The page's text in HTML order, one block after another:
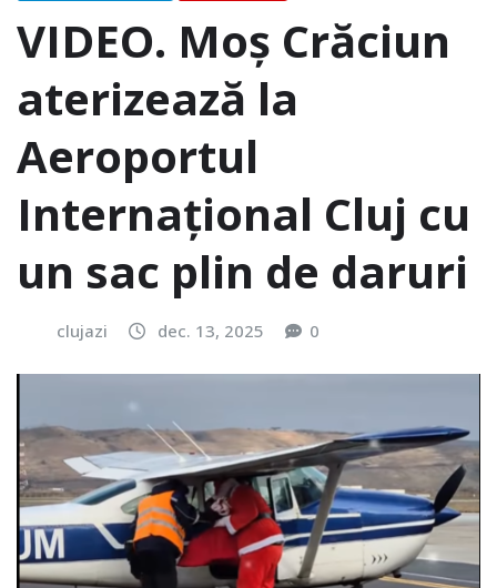
VIDEO. Moș Crăciun
aterizează la
Aeroportul
Internațional Cluj cu
un sac plin de daruri
clujazi dec. 13, 2025 0